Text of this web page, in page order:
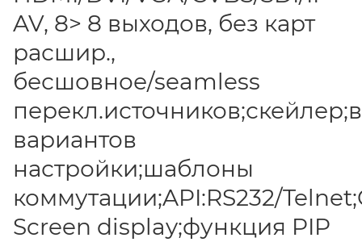
AV, 8> 8 выходов, без карт
расшир.,
бесшовное/seamless
вариантов
настройки;шаблоны
коммутации;API:RS232/
Screen display;функция PIP